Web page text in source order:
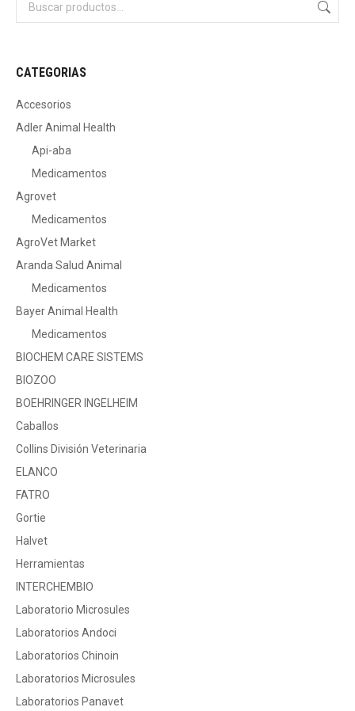
CATEGORIAS
Accesorios
Adler Animal Health
Api-aba
Medicamentos
Agrovet
Medicamentos
AgroVet Market
Aranda Salud Animal
Medicamentos
Bayer Animal Health
Medicamentos
BIOCHEM CARE SISTEMS
BIOZOO
BOEHRINGER INGELHEIM
Caballos
Collins División Veterinaria
ELANCO
FATRO
Gortie
Halvet
Herramientas
INTERCHEMBIO
Laboratorio Microsules
Laboratorios Andoci
Laboratorios Chinoin
Laboratorios Microsules
Laboratorios Panavet